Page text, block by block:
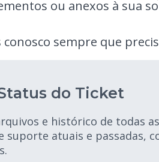
ou anexos à sua
sempre que
do Ticket
e histórico de todas
suporte atuais e passadas,